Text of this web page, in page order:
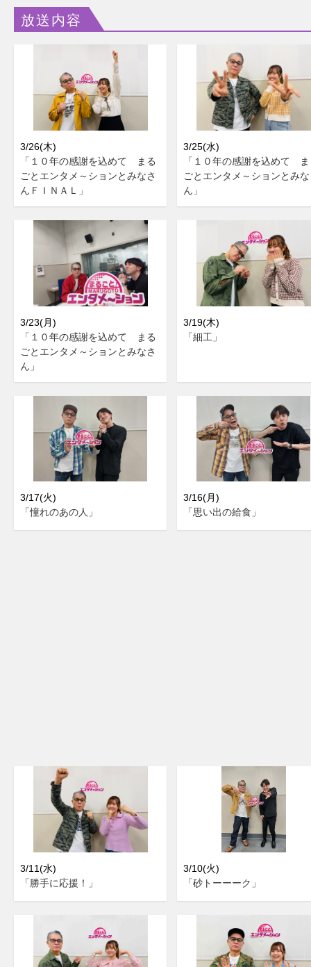
放送内容
3/26(木)
「１０年の感謝を込めて まる
ごとエンタメ～ションとみなさ
んＦＩＮＡＬ」
3/25(水)
「１０年の感謝を込めて
ごとエンタメ～ションとみ
ん」
3/23(月)
「１０年の感謝を込めて まる
ごとエンタメ～ションとみなさ
ん」
3/19(木)
「細工」
3/17(火)
「憧れのあの人」
3/16(月)
「思い出の給食」
3/11(水)
「勝手に応援！」
3/10(火)
「砂トーーーク」